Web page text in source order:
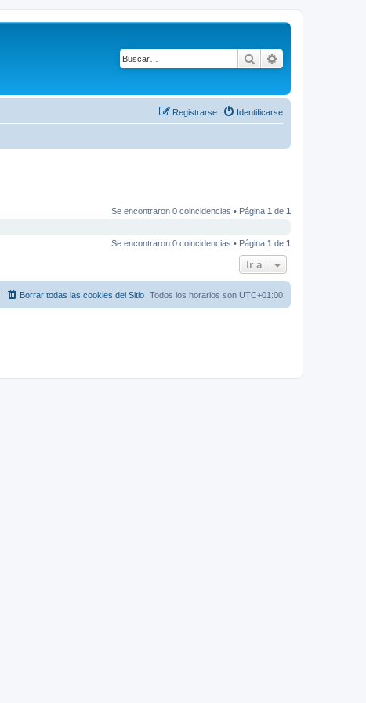
Buscar
Identificarse
Registrarse
Se encontraron 0 coincidencias • Página 1 de 1
Se encontraron 0 coincidencias • Página 1 de 1
Ir a
Todos los horarios son UTC+01:00
Borrar todas las cookies del Sitio